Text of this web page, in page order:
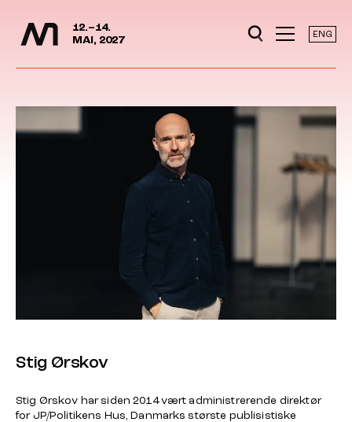
Hopp til hovedinnhold
12.–14.
MAI, 2027
ENG
Stig Ørskov
Stig Ørskov har siden 2014 vært administrerende direktør
for JP/Politikens Hus, Danmarks største publisistiske